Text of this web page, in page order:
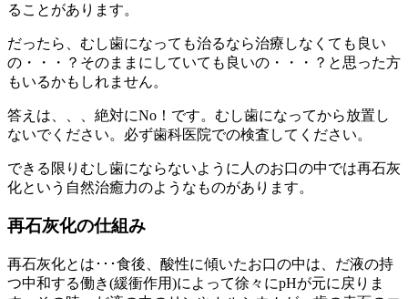
ることがあります。
だったら、むし歯になっても治るなら治療しなくても良い
の・・・？そのままにしていても良いの・・・？と思った方
もいるかもしれません。
答えは、、、絶対にNo！です。むし歯になってから放置し
ないでください。必ず歯科医院での検査してください。
できる限りむし歯にならないように人のお口の中では再石灰
化という自然治癒力のようなものがあります。
再石灰化の仕組み
再石灰化とは･･･食後、酸性に傾いたお口の中は、だ液の持
つ中和する働き(緩衝作用)によって徐々にpHが元に戻りま